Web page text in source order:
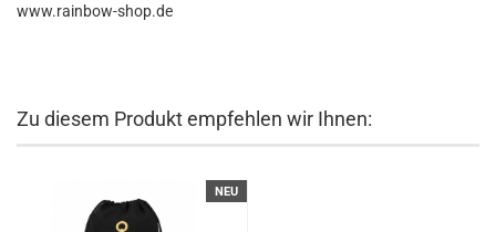
www.rainbow-shop.de
Zu diesem Produkt empfehlen wir Ihnen:
NEU